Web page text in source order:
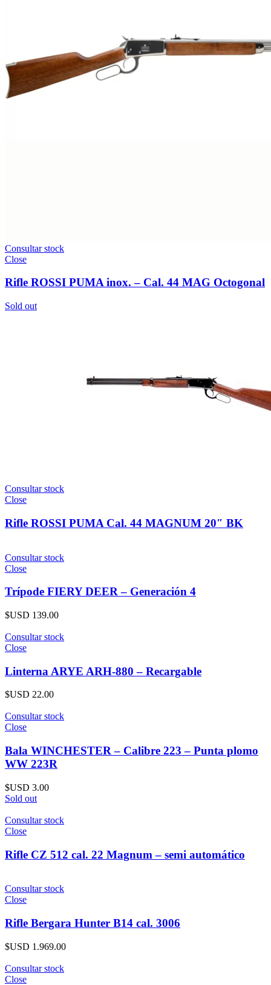
Consultar stock
Close
Rifle ROSSI PUMA inox. – Cal. 44 MAG Octogonal
Sold out
Consultar stock
Close
Rifle ROSSI PUMA Cal. 44 MAGNUM 20″ BK
Consultar stock
Close
Trípode FIERY DEER – Generación 4
$USD 139.00
Consultar stock
Close
Linterna ARYE ARH-880 – Recargable
$USD 22.00
Consultar stock
Close
Bala WINCHESTER – Calibre 223 – Punta plomo
WW 223R
$USD 3.00
Sold out
Consultar stock
Close
Rifle CZ 512 cal. 22 Magnum – semi automático
Consultar stock
Close
Rifle Bergara Hunter B14 cal. 3006
$USD 1.969.00
Consultar stock
Close